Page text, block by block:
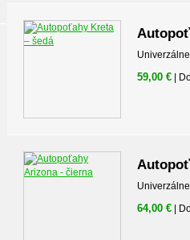
59,00 € |
64,00 € |